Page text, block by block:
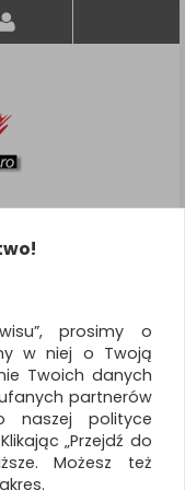
Więcej
prosimy o
w niej o Twoją
Twoich danych
partnerów
naszej polityce
„Przejdź do
Możesz też